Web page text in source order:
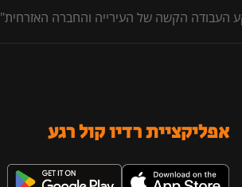
העבודה הקשה של העירייה והחברה האזרחית"
אפליקציית רדיו קול רגע